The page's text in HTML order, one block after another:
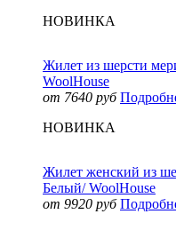
НОВИНКА
Жилет из шерсти
WoolHouse
от 7640 руб
НОВИНКА
Жилет женский из
Белый/ WoolHouse
от 9920 руб